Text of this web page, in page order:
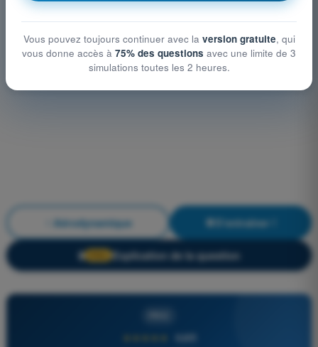
Aérodynamique S'entraîner !
🔒 Explication de la question
4,6/5
Vous pouvez toujours continuer avec la version gratuite, qui
vous donne accès à 75% des questions avec une limite de 3
simulations toutes les 2 heures.